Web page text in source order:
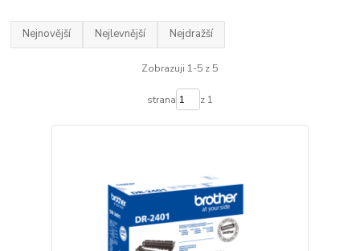
Nejnovější Nejlevnější Nejdražší
Zobrazuji 1-5 z 5
strana z 1